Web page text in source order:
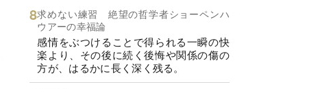
求めない練習 絶望の哲学者ショーペンハ
ウアーの幸福論
感情をぶつけることで得られる一瞬の快
楽より、その後に続く後悔や関係の傷の
方が、はるかに長く深く残る。